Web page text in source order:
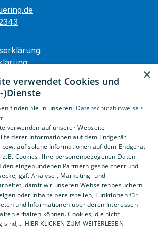
×
verwendet Cookies und
finden Sie in unseren: Datenschutzhinweise •
verwenden auf unserer Webseite
derer Informationen auf dem Endgerät
auf solche Informationen auf dem Endgerät
Cookies. Ihre personenbezogenen Daten
den eingebundenen Partnern gespeichert und
ggf. Analyse-, Marketing- und
damit wir unseren Webseitenbesuchern
oder Inhalte bereitstellen, Funktionen für
und Informationen über deren Interessen
erhalten können. Cookies, die nicht
HIER KLICKEN ZUM WEITERLESEN